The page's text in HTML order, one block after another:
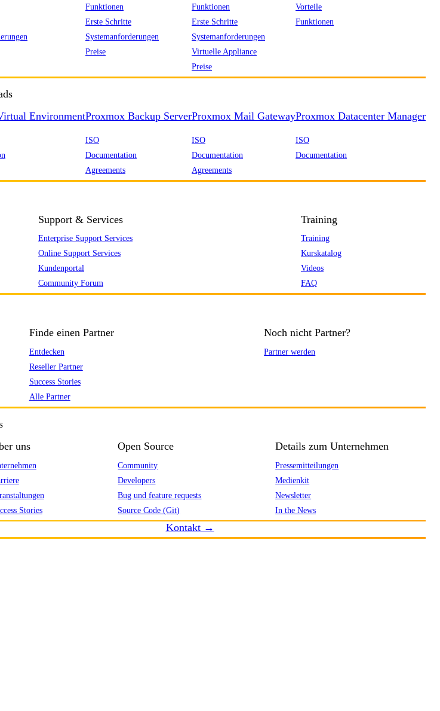
Funktionen
Erste Schritte
Systemanforderungen
Preise
Funktionen
Erste Schritte
Systemanforderungen
Virtuelle Appliance
Preise
Vorteile
Funktionen
EnvironmentProxmox Backup Server
ISO
Documentation
Agreements
Proxmox Mail Gateway
ISO
Documentation
Agreements
Proxmox Datacenter Manager
ISO
Documentation
Support & Services
Enterprise Support Services
Online Support Services
Kundenportal
Community Forum
Training
Training
Kurskatalog
Videos
FAQ
Finde einen Partner
Entdecken
Reseller Partner
Success Stories
Alle Partner
Noch nicht Partner?
Partner werden
uns
Stories
Open Source
Community
Developers
Bug und feature requests
Source Code (Git)
Details zum Unternehmen
Pressemitteilungen
Medienkit
Newsletter
In the News
Kontakt →